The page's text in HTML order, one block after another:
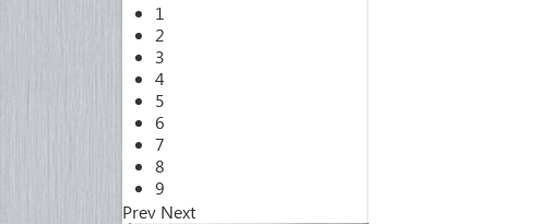
1
2
3
4
5
6
7
8
9
Prev Next